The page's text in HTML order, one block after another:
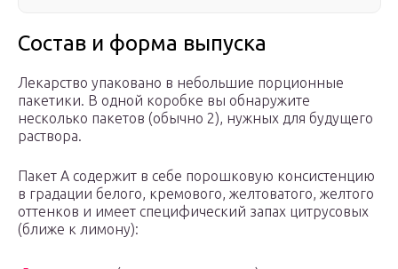
Состав и форма выпуска
Лекарство упаковано в небольшие порционные
пакетики. В одной коробке вы обнаружите
несколько пакетов (обычно 2), нужных для будущего
раствора.
Пакет А содержит в себе порошковую консистенцию
в градации белого, кремового, желтоватого, желтого
оттенков и имеет специфический запах цитрусовых
(ближе к лимону):